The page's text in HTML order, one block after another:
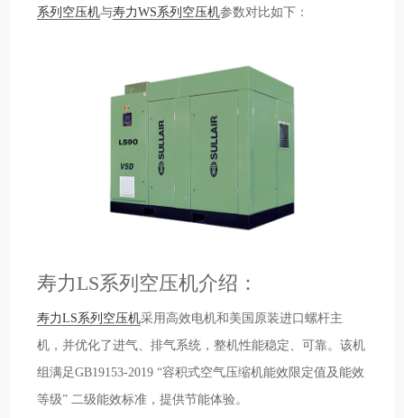
系列空压机与寿力WS系列空压机参数对比如下：
寿力LS系列空压机介绍：
寿力LS系列空压机采用高效电机和美国原装进口螺杆主
机，并优化了进气、排气系统，整机性能稳定、可靠。该机
组满足GB19153-2019 “容积式空气压缩机能效限定值及能效
等级” 二级能效标准，提供节能体验。